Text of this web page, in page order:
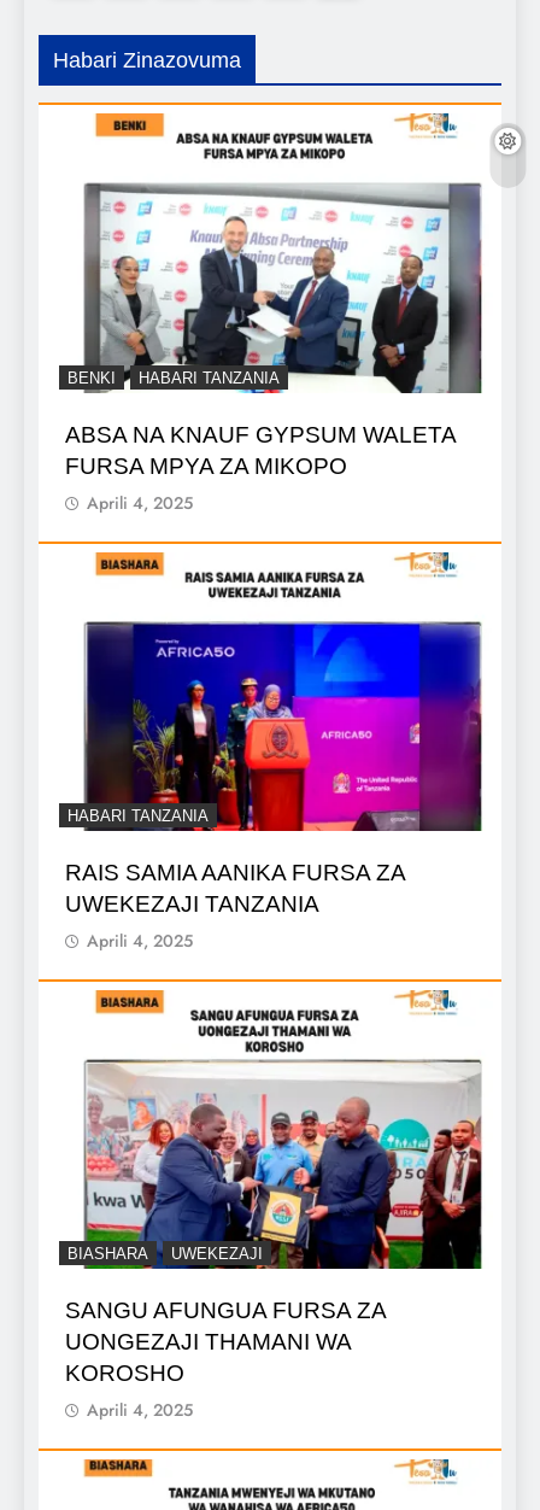
Habari Zinazovuma
BENKI HABARI TANZANIA
ABSA NA KNAUF GYPSUM WALETA
FURSA MPYA ZA MIKOPO
Aprili 4, 2025
HABARI TANZANIA
RAIS SAMIA AANIKA FURSA ZA
UWEKEZAJI TANZANIA
Aprili 4, 2025
BIASHARA UWEKEZAJI
SANGU AFUNGUA FURSA ZA
UONGEZAJI THAMANI WA
KOROSHO
Aprili 4, 2025